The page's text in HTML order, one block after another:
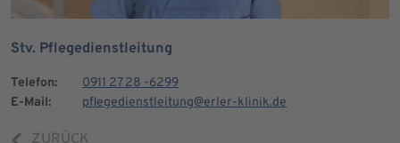
Stv. Pflegedienstleitung
Telefon:
0911 27 28 -6299
E-Mail:
pflegedienstleitung@erler-klinik.de
ZURÜCK